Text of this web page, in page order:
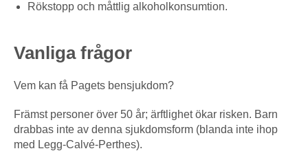
Rökstopp och måttlig alkoholkonsumtion.
Vanliga frågor
Vem kan få Pagets bensjukdom?
Främst personer över 50 år; ärftlighet ökar risken. Barn
drabbas inte av denna sjukdomsform (blanda inte ihop
med Legg-Calvé-Perthes).